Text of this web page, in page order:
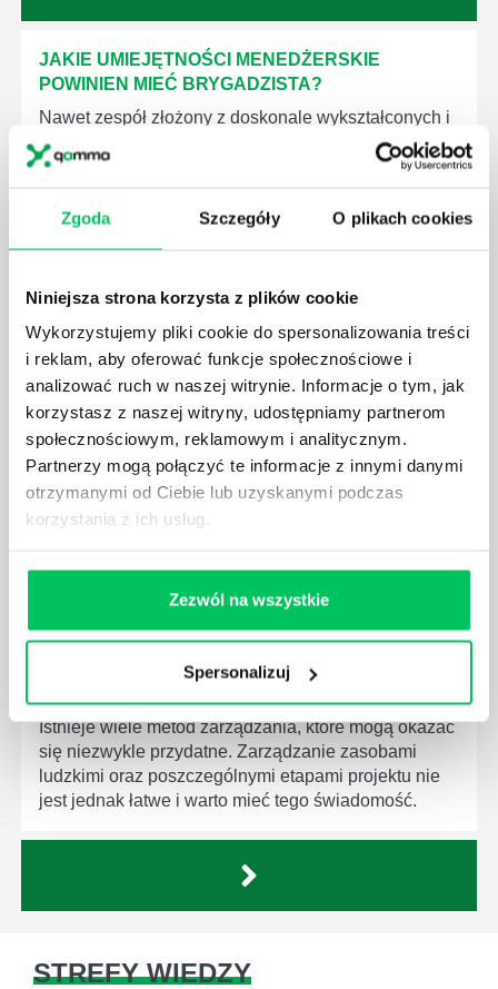
Zgoda Szczegóły O plikach cookies
Niniejsza strona korzysta z plików cookie
Wykorzystujemy pliki cookie do spersonalizowania treści
i reklam, aby oferować funkcje społecznościowe i
analizować ruch w naszej witrynie. Informacje o tym, jak
korzystasz z naszej witryny, udostępniamy partnerom
społecznościowym, reklamowym i analitycznym.
Partnerzy mogą połączyć te informacje z innymi danymi
otrzymanymi od Ciebie lub uzyskanymi podczas
korzystania z ich usług.
Zezwól na wszystkie
Spersonalizuj
JAKIE UMIEJĘTNOŚCI MENEDŻERSKIE
POWINIEN MIEĆ BRYGADZISTA?
Nawet zespół złożony z doskonale wykształconych i
kompetentnych pracowników nie będzie w stanie
sprawnie realizować swoich zadań, jeśli zabraknie w
niezbędna jest osoba nadzorująca wszystkie
JAK BRYGADZISTA MOŻE ROZWINĄĆ SWOJE
KOMPETENCJE MENEDŻERSKIE?
Menedżer to niezwykle ważne stanowisko w każdej
firmie. Osoba je pełniąca jest w pełni odpowiedzialna
za realizację działań podległych mu osób oraz
działu.
JAKĄ METODĘ ZARZĄDZANIA POWINIEN ZNAĆ
Istnieje wiele metod zarządzania, które mogą okazać
się niezwykle przydatne. Zarządzanie zasobami
ludzkimi oraz poszczególnymi etapami projektu nie
jest jednak łatwe i warto mieć tego świadomość.
STREFY WIEDZY